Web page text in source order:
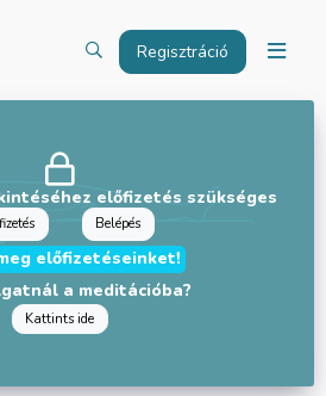
Regisztráció
előfizetés szükséges
Belépés
előfizetéseinket!
a meditációba?
Kattints ide